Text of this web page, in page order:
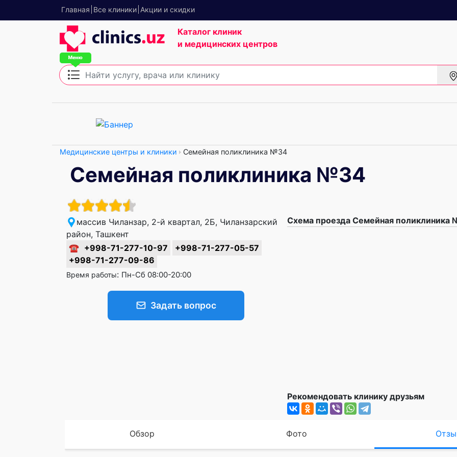
Главная Все клиники Акции и скидки
Каталог клиник
и медицинских центров
Медицинские центры и клиники Семейная поликлиника №34
Семейная поликлиника №34
массив Чиланзар, 2-й квартал, 2Б, Чиланзарский
район, Ташкент
☎ +998-71-277-10-97
+998-71-277-05-57
+998-71-277-09-86
Время работы: Пн-Сб 08:00-20:00
Задать вопрос
Схема проезда Семейная поликлиника
Рекомендовать клинику друзьям
Обзор Фото